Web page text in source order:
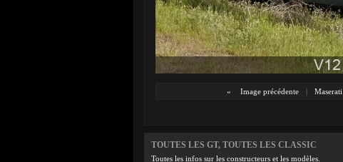
« Image précédente | Maserati
TOUTES LES GT, TOUTES LES CLASSIC
Toutes les infos sur les constructeurs et les modèles.